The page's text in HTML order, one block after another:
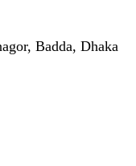
Badda, Dhaka